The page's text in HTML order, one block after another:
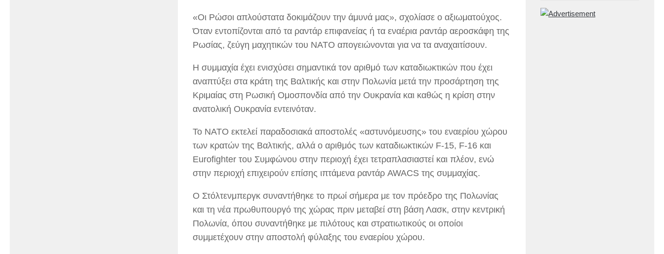
«Οι Ρώσοι απλούστατα δοκιμάζουν την άμυνά μας», σχολίασε ο αξιωματούχος.
Όταν εντοπίζονται από τα ραντάρ επιφανείας ή τα εναέρια ραντάρ αεροσκάφη της
Ρωσίας, ζεύγη μαχητικών του NATO απογειώνονται για να τα αναχαιτίσουν.
Η συμμαχία έχει ενισχύσει σημαντικά τον αριθμό των καταδιωκτικών που έχει
αναπτύξει στα κράτη της Βαλτικής και στην Πολωνία μετά την προσάρτηση της
Κριμαίας στη Ρωσική Ομοσπονδία από την Ουκρανία και καθώς η κρίση στην
ανατολική Ουκρανία εντεινόταν.
Το NATO εκτελεί παραδοσιακά αποστολές «αστυνόμευσης» του εναερίου χώρου
των κρατών της Βαλτικής, αλλά ο αριθμός των καταδιωκτικών F-15, F-16 και
Eurofighter του Συμφώνου στην περιοχή έχει τετραπλασιαστεί και πλέον, ενώ
στην περιοχή επιχειρούν επίσης ιπτάμενα ραντάρ AWACS της συμμαχίας.
Ο Στόλτενμπεργκ συναντήθηκε το πρωί σήμερα με τον πρόεδρο της Πολωνίας
και τη νέα πρωθυπουργό της χώρας πριν μεταβεί στη βάση Λασκ, στην κεντρική
Πολωνία, όπου συναντήθηκε με πιλότους και στρατιωτικούς οι οποίοι
συμμετέχουν στην αποστολή φύλαξης του εναερίου χώρου.